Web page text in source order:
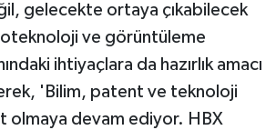
gelecekte ortaya çıkabilecek
ve görüntüleme
ihtiyaçlara da hazırlık amacı
'Bilim, patent ve teknoloji
olmaya devam ediyor. HBX